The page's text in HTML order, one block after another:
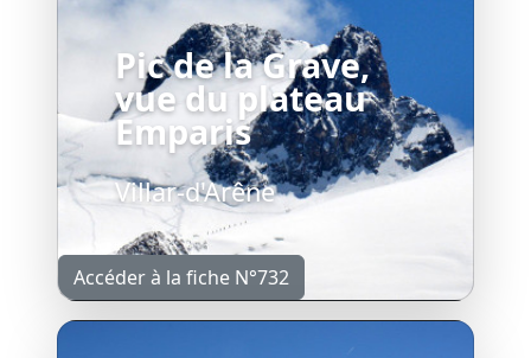
Pic de la Grave,
vue du plateau
Emparis
Villar-d'Arêne
Accéder à la fiche N°732